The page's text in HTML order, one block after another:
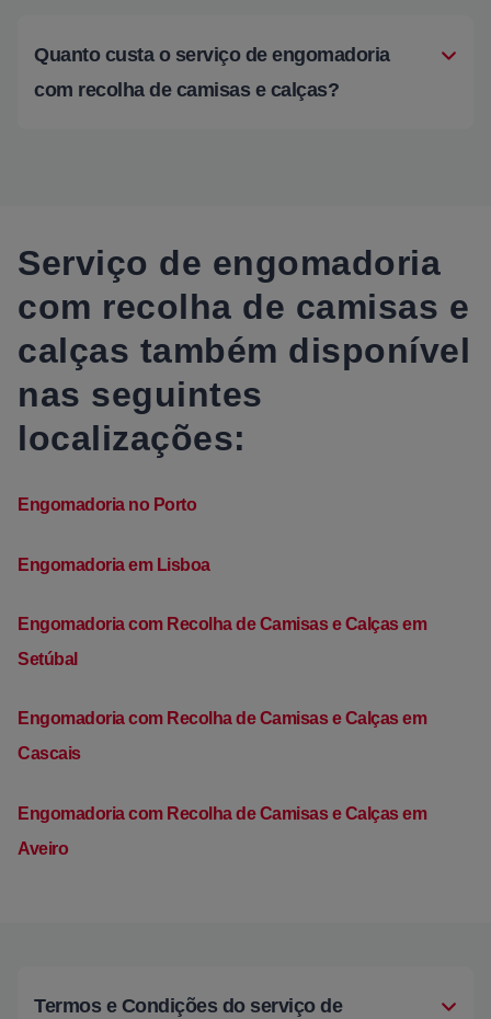
Quanto custa o serviço de engomadoria
com recolha de camisas e calças?
Serviço de engomadoria
com recolha de camisas e
calças também disponível
nas seguintes
localizações:
Engomadoria no Porto
Engomadoria em Lisboa
Engomadoria com Recolha de Camisas e Calças em
Setúbal
Engomadoria com Recolha de Camisas e Calças em
Cascais
Engomadoria com Recolha de Camisas e Calças em
Aveiro
Termos e Condições do serviço de